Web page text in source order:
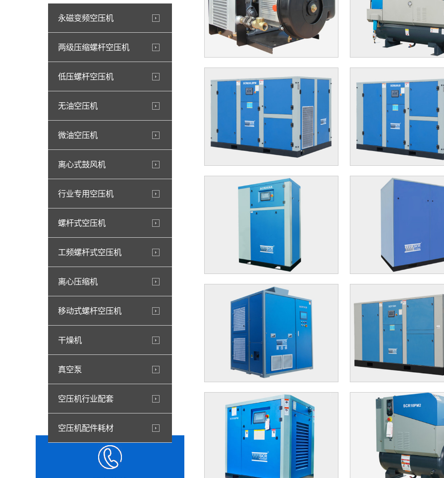
永磁变频空压机
两级压缩螺杆空压机
低压螺杆空压机
无油空压机
微油空压机
离心式鼓风机
行业专用空压机
螺杆式空压机
工频螺杆式空压机
离心压缩机
移动式螺杆空压机
干燥机
真空泵
空压机行业配套
空压机配件耗材